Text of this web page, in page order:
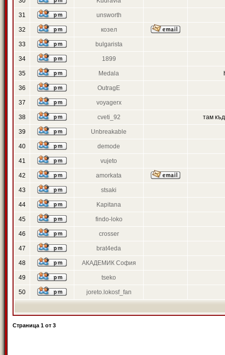
31 unsworth
32 козел
33 bulgarista
34 1899
35 Medala
36 OutragE
37 voyagerx
38 cveti_92 там
39 Unbreakable
40 demode
41 vujeto
42 amorkata
43 stsaki
44 Kapitana
45 findo-loko
46 crosser
47 brat4eda
48 АКАДЕМИК София
49 tseko
50 joreto.lokosf_fan
Страница 1 от 3